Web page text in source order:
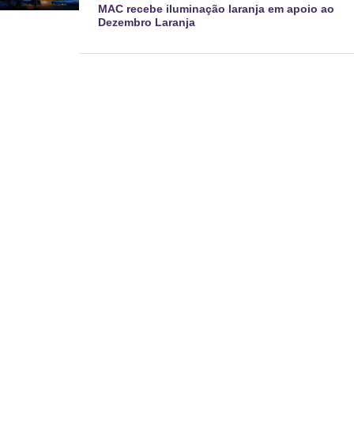
MAC recebe iluminação laranja em apoio ao
Dezembro Laranja